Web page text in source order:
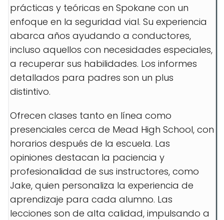
prácticas y teóricas en Spokane con un
enfoque en la seguridad vial. Su experiencia
abarca años ayudando a conductores,
incluso aquellos con necesidades especiales,
a recuperar sus habilidades. Los informes
detallados para padres son un plus
distintivo.
Ofrecen clases tanto en línea como
presenciales cerca de Mead High School, con
horarios después de la escuela. Las
opiniones destacan la paciencia y
profesionalidad de sus instructores, como
Jake, quien personaliza la experiencia de
aprendizaje para cada alumno. Las
lecciones son de alta calidad, impulsando a